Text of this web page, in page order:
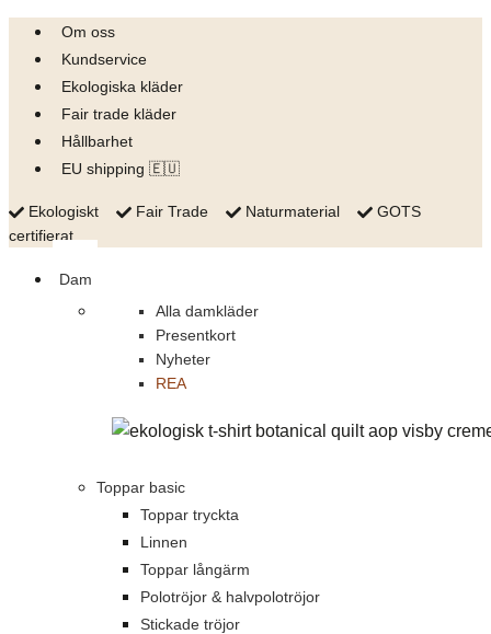
Skip
content
Om oss
Kundservice
Ekologiska kläder
Fair trade kläder
Hållbarhet
EU shipping 🇪🇺
Ekologiskt Fair Trade Naturmaterial
GOTS
certifierat
Dam
Alla damkläder
Presentkort
Nyheter
REA
Toppar basic
Toppar tryckta
Linnen
Toppar långärm
Polotröjor & halvpolotröjor
Stickade tröjor